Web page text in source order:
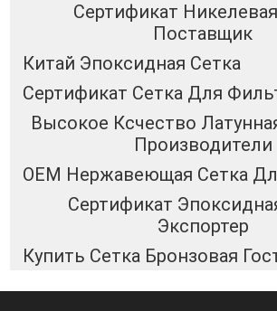
Сертификат
Поставщик
Китай Эпоксидная Сетка
Сертификат Сетка Для
Высокое Ксчество
Производители
OEM Нержавеющая Сетка
Сертификат
Экспортер
Купить Сетка Бронзовая